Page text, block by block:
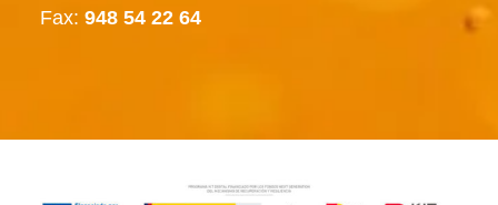
Fax: 948 54 22 64